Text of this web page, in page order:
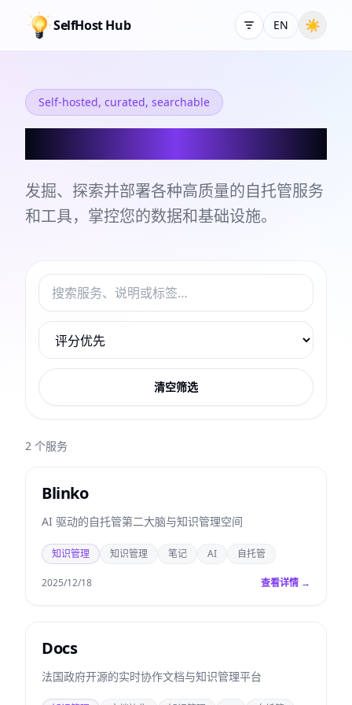
SelfHost Hub EN ☀
Self-hosted, curated, searchable
发掘、探索并部署各种高质量的自托管服务
和工具，掌控您的数据和基础设施。
清空筛选
2 个服务
Blinko
AI 驱动的自托管第二大脑与知识管理空间
知识管理 知识管理 笔记 AI 自托管
2025/12/18 查看详情 →
Docs
法国政府开源的实时协作文档与知识管理平台